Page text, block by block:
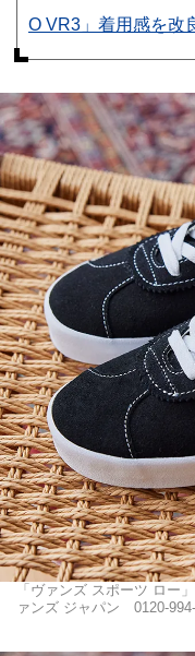
O VR3」着用感を改
「ヴァンズ スポーツ ロー
ァンズ ジャパン 0120-994-